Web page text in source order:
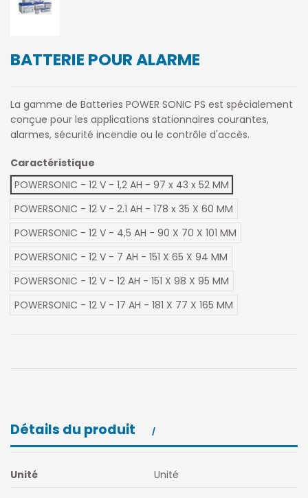
BATTERIE POUR ALARME
La gamme de Batteries POWER SONIC PS est spécialement
conçue pour les applications stationnaires courantes,
alarmes, sécurité incendie ou le contrôle d'accès.
Caractéristique
POWERSONIC - 12 V - 1,2 AH - 97 x 43 x 52 MM
POWERSONIC - 12 V - 2.1 AH - 178 x 35 X 60 MM
POWERSONIC - 12 V - 4,5 AH - 90 X 70 X 101 MM
POWERSONIC - 12 V - 7 AH - 151 X 65 X 94 MM
POWERSONIC - 12 V - 12 AH - 151 X 98 X 95 MM
POWERSONIC - 12 V - 17 AH - 181 X 77 X 165 MM
Détails du produit
Unité Unité